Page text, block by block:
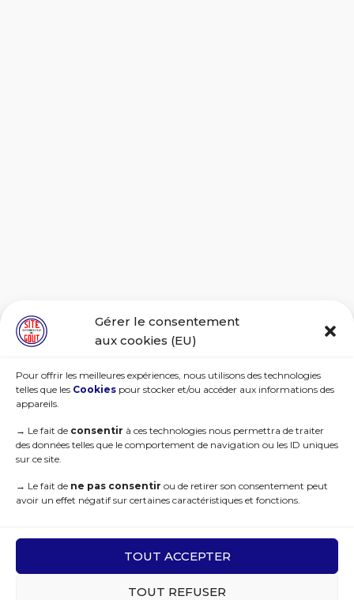
Gérer le consentement
aux cookies (EU)
Pour offrir les meilleures expériences, nous utilisons des technologies
telles que les Cookies pour stocker et/ou accéder aux informations des
appareils.
→ Le fait de consentir à ces technologies nous permettra de traiter
des données telles que le comportement de navigation ou les ID uniques
sur ce site.
→ Le fait de ne pas consentir ou de retirer son consentement peut
avoir un effet négatif sur certaines caractéristiques et fonctions.
TOUT ACCEPTER
TOUT REFUSER